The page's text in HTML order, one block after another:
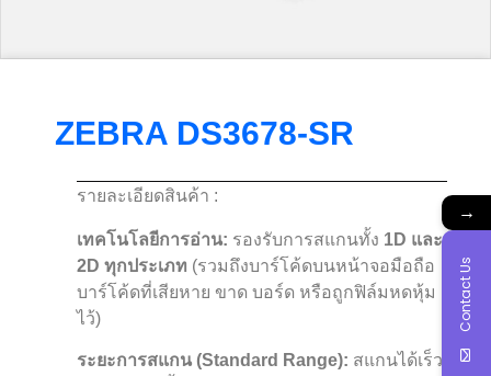
ZEBRA DS3678-SR
รายละเอียดสินค้า :
เทคโนโลยีการอ่าน: รองรับการสแกนทั้ง 1D และ
2D ทุกประเภท (รวมถึงบาร์โค้ดบนหน้าจอมือถือ
บาร์โค้ดที่เสียหาย ขาด บอร์ด หรือถูกฟิล์มหดหุ้ม
ไว้)
ระยะการสแกน (Standard Range): สแกนได้เร็ว
→
Contact Us